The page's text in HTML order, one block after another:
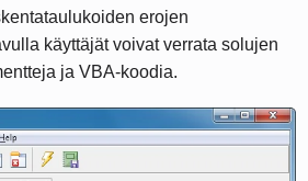
erojen
käyttäjät voivat verrata solujen
ja VBA-koodia.